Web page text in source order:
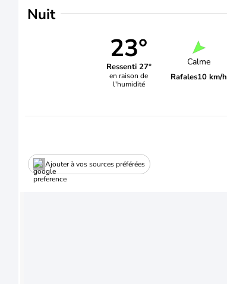
Nuit
23°
Ressenti 27°
en raison de
l'humidité
Calme
Rafales10 km/h
Ajouter à vos sources préférées